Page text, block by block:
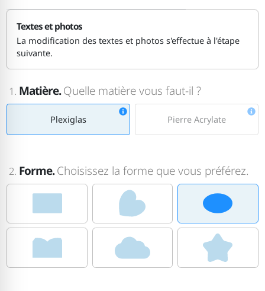
Textes et photos
La modification des textes et photos s'effectue à l'étape
suivante.
1. Matière.Quelle matière vous faut-il ?
Plexiglas Pierre Acrylate
2. Forme.Choisissez la forme que vous préférez.